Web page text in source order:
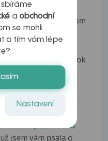
jako obvykle a při tom
podstoupila zakrok
laparoskopii...
trpne velky palec na
horního patra a rtů
jsem vám psala o
a obchodní
se mohli
a tím vám lépe
Nastavení